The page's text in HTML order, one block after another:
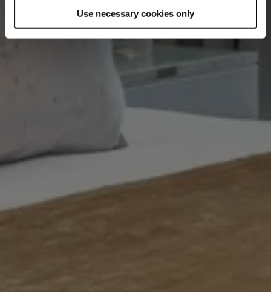
Use necessary cookies only